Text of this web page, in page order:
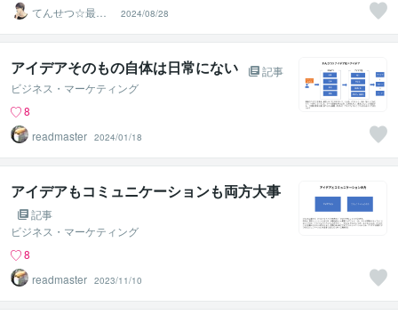
てんせつ☆最適
ライフをサポー
トする
2024/08/28
アイデアそのもの自体は日常にない
記事
ビジネス・マーケティング
8
readmaster 2024/01/18
アイデアもコミュニケーションも両方大事
記事
ビジネス・マーケティング
8
readmaster 2023/11/10